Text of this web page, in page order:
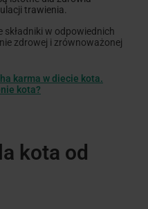
trawienia.
składniki w odpowiednich
zdrowej i zrównoważonej
karma w diecie kota.
kota?
kota od